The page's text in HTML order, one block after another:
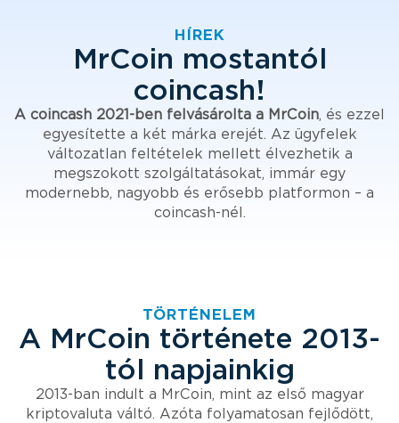
HÍREK
MrCoin mostantól
coincash!
A coincash 2021-ben felvásárolta a MrCoin, és ezzel
egyesítette a két márka erejét. Az ügyfelek
változatlan feltételek mellett élvezhetik a
megszokott szolgáltatásokat, immár egy
modernebb, nagyobb és erősebb platformon – a
coincash-nél.
TÖRTÉNELEM
A MrCoin története 2013-
tól napjainkig
2013-ban indult a MrCoin, mint az első magyar
kriptovaluta váltó. Azóta folyamatosan fejlődött,